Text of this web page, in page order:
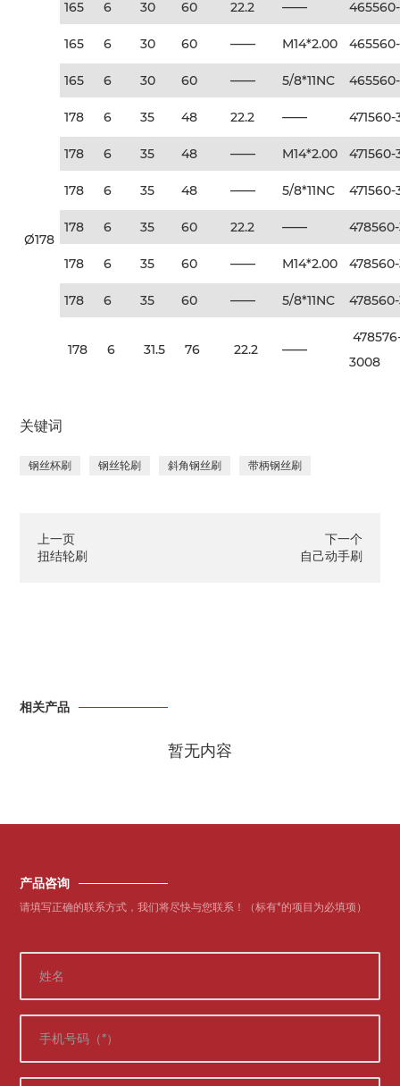
165 6 30 60 22.2 ——
165 6 30 60 —— M14*2.00
165 6 30 60 —— 5/8*11NC
Ø178
178 6 35 48 22.2 ——
178 6 35 48 —— M14*2.00
178 6 35 48 —— 5/8*11NC
178 6 35 60 22.2 ——
178 6 35 60 —— M14*2.00
178 6 35 60 —— 5/8*11NC
178 6 31.5 76 22.2 ——
关键词
钢丝杯刷 钢丝轮刷 斜角钢丝刷 带柄钢丝刷
上一页
扭结轮刷
下一个
自己动手刷
相关产品
暂无内容
产品咨询
请填写正确的联系方式，我们将尽快与您联系！（标有*的项目为必填项）